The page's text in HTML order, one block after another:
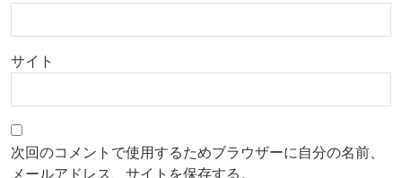
サイト
次回のコメントで使用するためブラウザーに自分の名前、
メールアドレス、サイトを保存する。